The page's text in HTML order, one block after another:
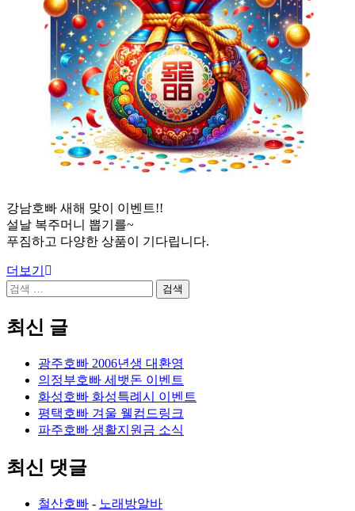
강남호빠 새해 맞이 이벤트!!
설날 복주머니 뽑기를~
푸짐하고 다양한 상품이 기다립니다.
더보기
검
최신 글
광주호빠 2006년생 대환영
의정부호빠 세뱃돈 이벤트
화성호빠 화성특례시 이벤트
평택호빠 겨울 웰컴드링크
파주호빠 생활지원금 소식
최신 댓글
철산호빠 - 노래방알바